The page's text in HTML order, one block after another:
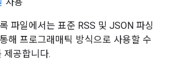
파일에서는 표준 RSS 및 JSON 파싱
해 프로그래매틱 방식으로 사용할 수
제공합니다.